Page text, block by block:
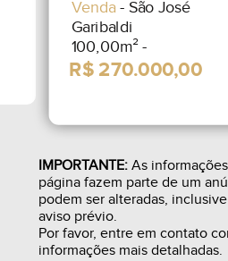
Venda - São José
Garibaldi
100,00m² -
IMPORTANTE:As
página fazem parte de um
podem ser alteradas,
aviso prévio.
Por favor, entre em contato
informações mais detalhadas.